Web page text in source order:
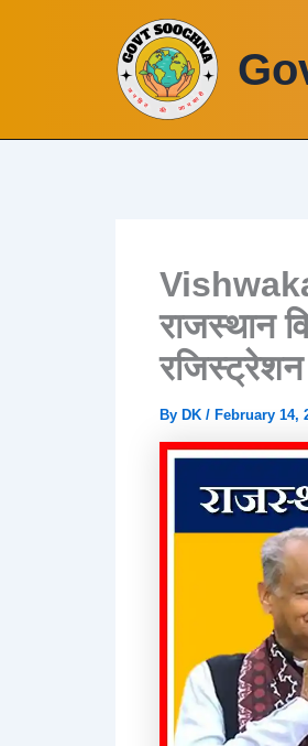
राजस्थान
By DK / February 14,